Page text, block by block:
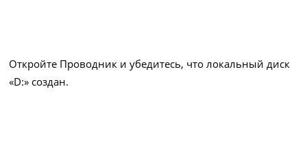
Откройте Проводник и убедитесь, что локальный диск
«D:» создан.